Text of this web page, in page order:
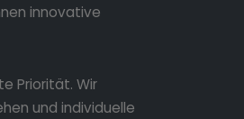
innovative
Priorität. Wir
und individuelle